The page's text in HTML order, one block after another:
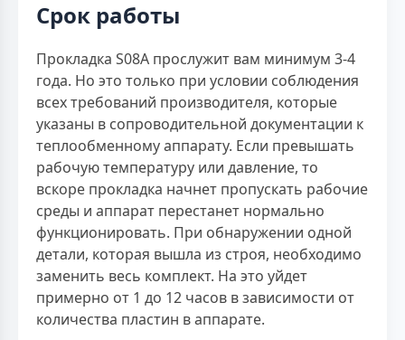
Срок работы
Прокладка S08A прослужит вам минимум 3-4
года. Но это только при условии соблюдения
всех требований производителя, которые
указаны в сопроводительной документации к
теплообменному аппарату. Если превышать
рабочую температуру или давление, то
вскоре прокладка начнет пропускать рабочие
среды и аппарат перестанет нормально
функционировать. При обнаружении одной
детали, которая вышла из строя, необходимо
заменить весь комплект. На это уйдет
примерно от 1 до 12 часов в зависимости от
количества пластин в аппарате.